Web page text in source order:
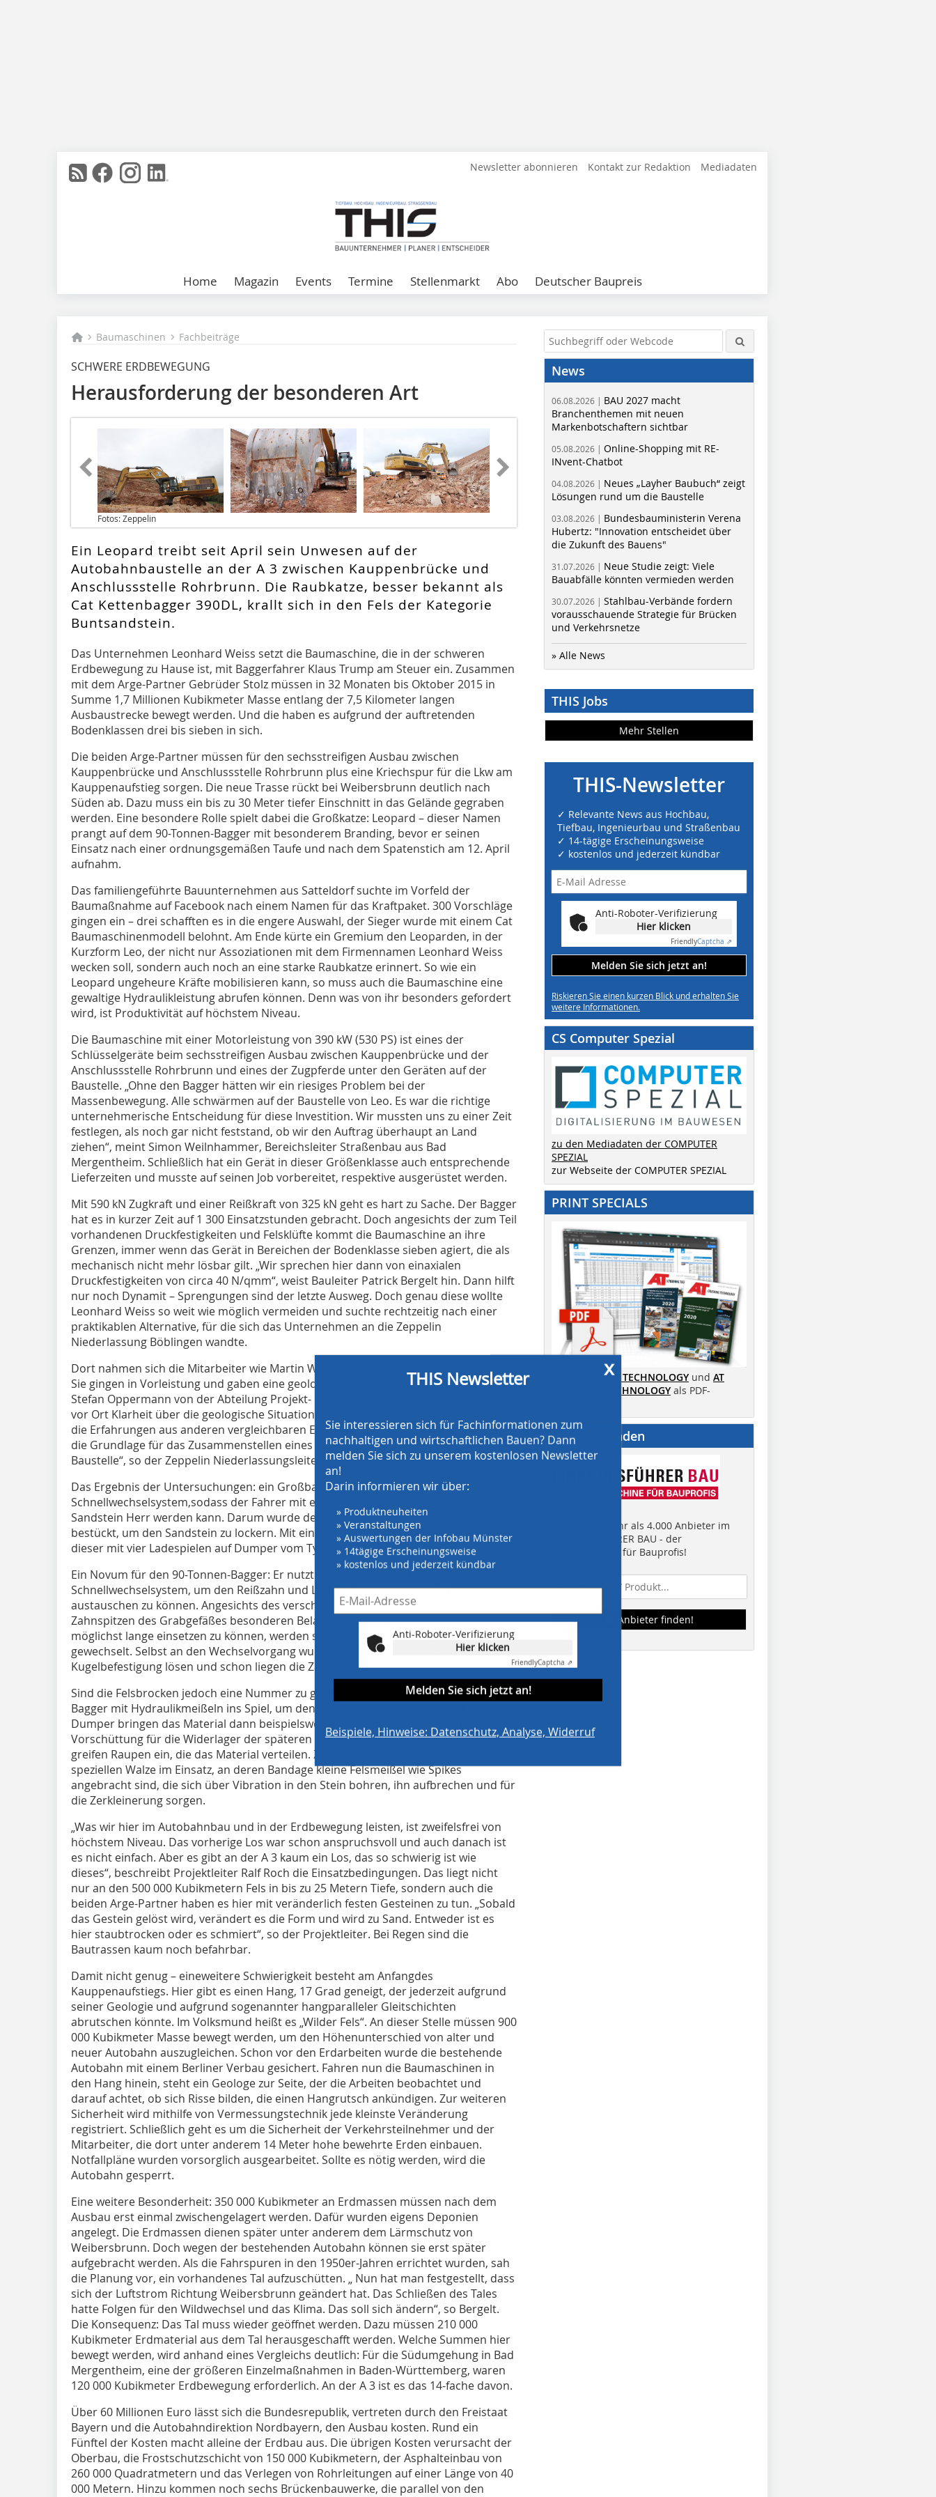
Newsletter abonnieren Kontakt zur Redaktion Mediadaten
Home Magazin Events Termine Stellenmarkt Abo Deutscher Baupreis
Baumaschinen Fachbeiträge
SCHWERE ERDBEWEGUNG
Herausforderung der besonderen Art
Fotos: Zeppelin
Ein Leopard treibt seit April sein Unwesen auf der
Autobahnbaustelle an der A 3 zwischen Kauppenbrücke und
Anschlussstelle Rohrbrunn. Die Raubkatze, besser bekannt als
Cat Kettenbagger 390DL, krallt sich in den Fels der Kategorie
Buntsandstein.
Das Unternehmen Leonhard Weiss setzt die Baumaschine, die in der schweren
Erdbewegung zu Hause ist, mit Baggerfahrer Klaus Trump am Steuer ein. Zusammen
mit dem Arge-Partner Gebrüder Stolz müssen in 32 Monaten bis Oktober 2015 in
Summe 1,7 Millionen Kubikmeter Masse entlang der 7,5 Kilometer langen
Ausbaustrecke bewegt werden. Und die haben es aufgrund der auftretenden
Bodenklassen drei bis sieben in sich.
Die beiden Arge-Partner müssen für den sechsstreifigen Ausbau zwischen
Kauppenbrücke und Anschlussstelle Rohrbrunn plus eine Kriechspur für die Lkw am
Kauppenaufstieg sorgen. Die neue Trasse rückt bei Weibersbrunn deutlich nach
Süden ab. Dazu muss ein bis zu 30 Meter tiefer Einschnitt in das Gelände gegraben
werden. Eine besondere Rolle spielt dabei die Großkatze: Leopard – dieser Namen
prangt auf dem 90-Tonnen-Bagger mit besonderem Branding, bevor er seinen
Einsatz nach einer ordnungsgemäßen Taufe und nach dem Spatenstich am 12. April
aufnahm.
Das familiengeführte Bauunternehmen aus Satteldorf suchte im Vorfeld der
Baumaßnahme auf Facebook nach einem Namen für das Kraftpaket. 300 Vorschläge
gingen ein – drei schafften es in die engere Auswahl, der Sieger wurde mit einem Cat
Baumaschinenmodell belohnt. Am Ende kürte ein Gremium den Leoparden, in der
Kurzform Leo, der nicht nur Assoziationen mit dem Firmennamen Leonhard Weiss
wecken soll, sondern auch noch an eine starke Raubkatze erinnert. So wie ein
Leopard ungeheure Kräfte mobilisieren kann, so muss auch die Baumaschine eine
gewaltige Hydraulikleistung abrufen können. Denn was von ihr besonders gefordert
wird, ist Produktivität auf höchstem Niveau.
Die Baumaschine mit einer Motorleistung von 390 kW (530 PS) ist eines der
Schlüsselgeräte beim sechsstreifigen Ausbau zwischen Kauppenbrücke und der
Anschlussstelle Rohrbrunn und eines der Zugpferde unter den Geräten auf der
Baustelle. „Ohne den Bagger hätten wir ein riesiges Problem bei der
Massenbewegung. Alle schwärmen auf der Baustelle von Leo. Es war die richtige
unternehmerische Entscheidung für diese Investition. Wir mussten uns zu einer Zeit
festlegen, als noch gar nicht feststand, ob wir den Auftrag überhaupt an Land
ziehen“, meint Simon Weilnhammer, Bereichsleiter Straßenbau aus Bad
Mergentheim. Schließlich hat ein Gerät in dieser Größenklasse auch entsprechende
Lieferzeiten und musste auf seinen Job vorbereitet, respektive ausgerüstet werden.
Mit 590 kN Zugkraft und einer Reißkraft von 325 kN geht es hart zu Sache. Der Bagger
hat es in kurzer Zeit auf 1 300 Einsatzstunden gebracht. Doch angesichts der zum Teil
vorhandenen Druckfestigkeiten und Felsklüfte kommt die Baumaschine an ihre
Grenzen, immer wenn das Gerät in Bereichen der Bodenklasse sieben agiert, die als
mechanisch nicht mehr lösbar gilt. „Wir sprechen hier dann von einaxialen
Druckfestigkeiten von circa 40 N/qmm“, weist Bauleiter Patrick Bergelt hin. Dann hilft
nur noch Dynamit – Sprengungen sind der letzte Ausweg. Doch genau diese wollte
Leonhard Weiss so weit wie möglich vermeiden und suchte rechtzeitig nach einer
praktikablen Alternative, für die sich das Unternehmen an die Zeppelin
Niederlassung Böblingen wandte.
Dort nahmen sich die Mitarbeiter wie Martin Wurst und Joachim Fuchs der Sache an.
Sie gingen in Vorleistung und gaben eine geologische Untersuchung in Auftrag.
Stefan Oppermann von der Abteilung Projekt- und Einsatzberatung verschaffte sich
vor Ort Klarheit über die geologische Situation. „Die gewonnenen Erkenntnisse plus
die Erfahrungen aus anderen vergleichbaren Einsätzen der letzten 20 Jahre, waren
die Grundlage für das Zusammenstellen eines passenden Gerätemixes für diese
Baustelle“, so der Zeppelin Niederlassungsleiter Thomas Böger aus Böblingen.
Das Ergebnis der Untersuchungen: ein Großbagger mit flach aufbauendem
Schnellwechselsystem,sodass der Fahrer mit entsprechenden Anbaugeräten dem
Sandstein Herr werden kann. Darum wurde der Bagger mit einem Reißzahn
bestückt, um den Sandstein zu lockern. Mit einem 5,2 Kubikmeter großen Löffel wird
dieser mit vier Ladespielen auf Dumper vom Typ Cat 730 verladen.
Ein Novum für den 90-Tonnen-Bagger: Er nutzt ein vollhydraulisches
Schnellwechselsystem, um den Reißzahn und Löffel zügig gegeneinander
austauschen zu können. Angesichts des verschleißintensiven Einsatzes sind die
Zahnspitzen des Grabgefäßes besonderen Belastungen ausgesetzt. Um sie
möglichst lange einsetzen zu können, werden sie alle 300 Betriebsstunden
gewechselt. Selbst an den Wechselvorgang wurde gedacht: Man muss nur eine
Kugelbefestigung lösen und schon liegen die Zähne frei.
Sind die Felsbrocken jedoch eine Nummer zu groß für den Leo, kommen 30-Tonnen
Bagger mit Hydraulikmeißeln ins Spiel, um den Fels auf Einbaugröße zu zerkleinern.
Dumper bringen das Material dann beispielsweise zur Talbrücke Aschafftal, wo es als
Vorschüttung für die Widerlager der späteren Talbrücke dient. Nach dem Abladen
greifen Raupen ein, die das Material verteilen. Zudem sind zwei Prototypen einer
speziellen Walze im Einsatz, an deren Bandage kleine Felsmeißel wie Spikes
angebracht sind, die sich über Vibration in den Stein bohren, ihn aufbrechen und für
die Zerkleinerung sorgen.
„Was wir hier im Autobahnbau und in der Erdbewegung leisten, ist zweifelsfrei von
höchstem Niveau. Das vorherige Los war schon anspruchsvoll und auch danach ist
es nicht einfach. Aber es gibt an der A 3 kaum ein Los, das so schwierig ist wie
dieses“, beschreibt Projektleiter Ralf Roch die Einsatzbedingungen. Das liegt nicht
nur an den 500 000 Kubikmetern Fels in bis zu 25 Metern Tiefe, sondern auch die
beiden Arge-Partner haben es hier mit veränderlich festen Gesteinen zu tun. „Sobald
das Gestein gelöst wird, verändert es die Form und wird zu Sand. Entweder ist es
hier staubtrocken oder es schmiert“, so der Projektleiter. Bei Regen sind die
Bautrassen kaum noch befahrbar.
Damit nicht genug – eineweitere Schwierigkeit besteht am Anfangdes
Kauppenaufstiegs. Hier gibt es einen Hang, 17 Grad geneigt, der jederzeit aufgrund
seiner Geologie und aufgrund sogenannter hangparalleler Gleitschichten
abrutschen könnte. Im Volksmund heißt es „Wilder Fels“. An dieser Stelle müssen 900
000 Kubikmeter Masse bewegt werden, um den Höhenunterschied von alter und
neuer Autobahn auszugleichen. Schon vor den Erdarbeiten wurde die bestehende
Autobahn mit einem Berliner Verbau gesichert. Fahren nun die Baumaschinen in
den Hang hinein, steht ein Geologe zur Seite, der die Arbeiten beobachtet und
darauf achtet, ob sich Risse bilden, die einen Hangrutsch ankündigen. Zur weiteren
Sicherheit wird mithilfe von Vermessungstechnik jede kleinste Veränderung
registriert. Schließlich geht es um die Sicherheit der Verkehrsteilnehmer und der
Mitarbeiter, die dort unter anderem 14 Meter hohe bewehrte Erden einbauen.
Notfallpläne wurden vorsorglich ausgearbeitet. Sollte es nötig werden, wird die
Autobahn gesperrt.
Eine weitere Besonderheit: 350 000 Kubikmeter an Erdmassen müssen nach dem
Ausbau erst einmal zwischengelagert werden. Dafür wurden eigens Deponien
angelegt. Die Erdmassen dienen später unter anderem dem Lärmschutz von
Weibersbrunn. Doch wegen der bestehenden Autobahn können sie erst später
aufgebracht werden. Als die Fahrspuren in den 1950er-Jahren errichtet wurden, sah
die Planung vor, ein vorhandenes Tal aufzuschütten. „ Nun hat man festgestellt, dass
sich der Luftstrom Richtung Weibersbrunn geändert hat. Das Schließen des Tales
hatte Folgen für den Wildwechsel und das Klima. Das soll sich ändern“, so Bergelt.
Die Konsequenz: Das Tal muss wieder geöffnet werden. Dazu müssen 210 000
Kubikmeter Erdmaterial aus dem Tal herausgeschafft werden. Welche Summen hier
bewegt werden, wird anhand eines Vergleichs deutlich: Für die Südumgehung in Bad
Mergentheim, eine der größeren Einzelmaßnahmen in Baden-Württemberg, waren
120 000 Kubikmeter Erdbewegung erforderlich. An der A 3 ist es das 14-fache davon.
Über 60 Millionen Euro lässt sich die Bundesrepublik, vertreten durch den Freistaat
Bayern und die Autobahndirektion Nordbayern, den Ausbau kosten. Rund ein
Fünftel der Kosten macht alleine der Erdbau aus. Die übrigen Kosten verursacht der
Oberbau, die Frostschutzschicht von 150 000 Kubikmetern, der Asphalteinbau von
260 000 Quadratmetern und das Verlegen von Rohrleitungen auf einer Länge von 40
000 Metern. Hinzu kommen noch sechs Brückenbauwerke, die parallel von den
x
THIS Newsletter
Sie interessieren sich für Fachinformationen zum
nachhaltigen und wirtschaftlichen Bauen? Dann
melden Sie sich zu unserem kostenlosen Newsletter
an!
Darin informieren wir über:
» Produktneuheiten
» Veranstaltungen
» Auswertungen der Infobau Münster
» 14tägige Erscheinungsweise
» kostenlos und jederzeit kündbar
Anti-Roboter-Verifizierung
Hier klicken
FriendlyCaptcha ⇗
Melden Sie sich jetzt an!
Beispiele, Hinweise: Datenschutz, Analyse, Widerruf
News
06.08.2026 | BAU 2027 macht
Branchenthemen mit neuen
Markenbotschaftern sichtbar
05.08.2026 | Online-Shopping mit RE-
INvent-Chatbot
04.08.2026 | Neues „Layher Baubuch“ zeigt
Lösungen rund um die Baustelle
03.08.2026 | Bundesbauministerin Verena
Hubertz: "Innovation entscheidet über
die Zukunft des Bauens"
31.07.2026 | Neue Studie zeigt: Viele
Bauabfälle könnten vermieden werden
30.07.2026 | Stahlbau-Verbände fordern
vorausschauende Strategie für Brücken
und Verkehrsnetze
» Alle News
THIS Jobs
Mehr Stellen
THIS-Newsletter
✓ Relevante News aus Hochbau,
Tiefbau, Ingenieurbau und Straßenbau
✓ 14-tägige Erscheinungsweise
✓ kostenlos und jederzeit kündbar
Anti-Roboter-Verifizierung
Hier klicken
FriendlyCaptcha ⇗
Melden Sie sich jetzt an!
Riskieren Sie einen kurzen Blick und erhalten Sie
weitere Informationen.
CS Computer Spezial
zu den Mediadaten der COMPUTER
SPEZIAL
zur Webseite der COMPUTER SPEZIAL
PRINT SPECIALS
AT SCREENING TECHNOLOGY und AT
CRUSHING TECHNOLOGY als PDF-
Anbieter finden
Finden Sie mehr als 4.000 Anbieter im
EINKAUFSFÜHRER BAU - der
Suchmaschine für Bauprofis!
Anbieter finden!